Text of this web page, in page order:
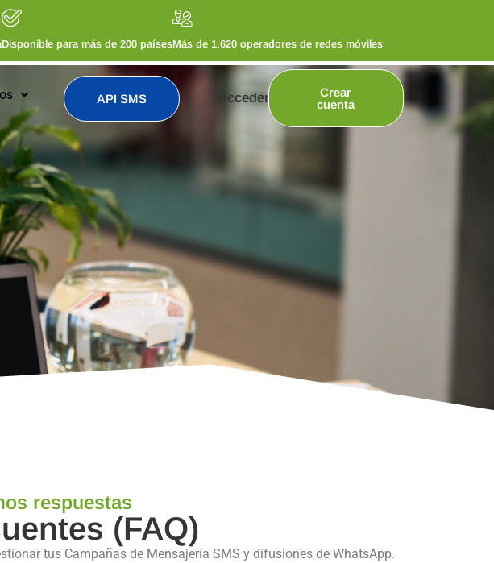
Disponible para más de 200 paísesMás de 1.620 operadores de redes móviles
API SMS Acceder
Crear
cuenta
respuestas
(FAQ)
tus Campañas de Mensajería SMS y difusiones de WhatsApp.